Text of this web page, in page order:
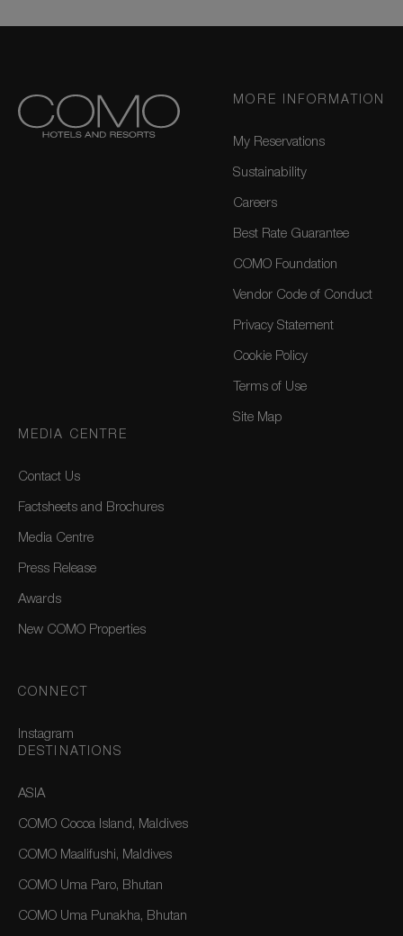
MORE INFORMATION
My Reservations
Sustainability
Careers
Best Rate Guarantee
COMO Foundation
Vendor Code of Conduct
Privacy Statement
Cookie Policy
Terms of Use
Site Map
MEDIA CENTRE
Contact Us
Factsheets and Brochures
Media Centre
Press Release
Awards
New COMO Properties
CONNECT
Instagram
DESTINATIONS
ASIA
COMO Cocoa Island, Maldives
COMO Maalifushi, Maldives
COMO Uma Paro, Bhutan
COMO Uma Punakha, Bhutan